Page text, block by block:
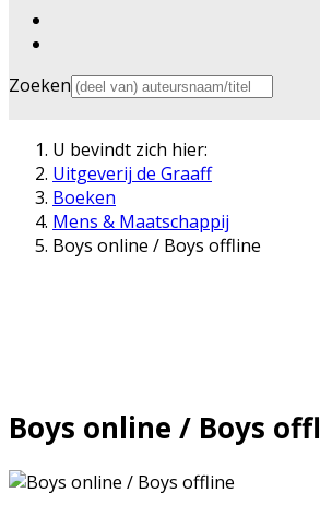
Zoeken
U bevindt zich hier:
Uitgeverij de Graaff
Boeken
Mens & Maatschappij
Boys online / Boys offline
Boys online / Boys